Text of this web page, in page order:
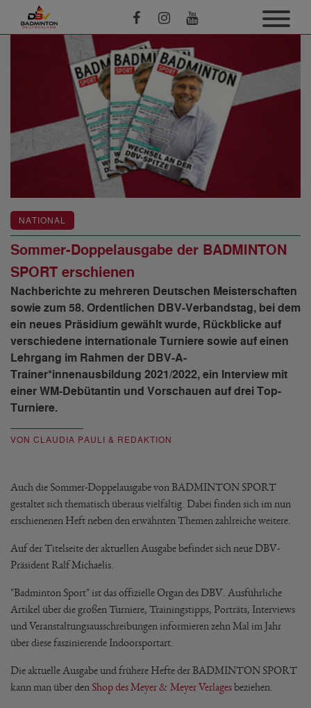
NATIONAL
Sommer-Doppelausgabe der BADMINTON
SPORT erschienen
Nachberichte zu mehreren Deutschen Meisterschaften
sowie zum 58. Ordentlichen DBV-Verbandstag, bei dem
ein neues Präsidium gewählt wurde, Rückblicke auf
verschiedene internationale Turniere sowie auf einen
Lehrgang im Rahmen der DBV-A-
Trainer*innenausbildung 2021/2022, ein Interview mit
einer WM-Debütantin und Vorschauen auf drei Top-
Turniere.
VON CLAUDIA PAULI & REDAKTION
Auch die Sommer-Doppelausgabe von BADMINTON SPORT
gestaltet sich thematisch überaus vielfältig. Dabei finden sich im nun
erschienenen Heft neben den erwähnten Themen zahlreiche weitere.
Auf der Titelseite der aktuellen Ausgabe befindet sich neue DBV-
Präsident Ralf Michaelis.
"Badminton Sport" ist das offizielle Organ des DBV. Ausführliche
Artikel über die großen Turniere, Trainingstipps, Porträts, Interviews
und Veranstaltungsausschreibungen informieren zehn Mal im Jahr
über diese faszinierende Indoorsportart.
Die aktuelle Ausgabe und frühere Hefte der BADMINTON SPORT
kann man über den Shop des Meyer & Meyer Verlagesbeziehen.